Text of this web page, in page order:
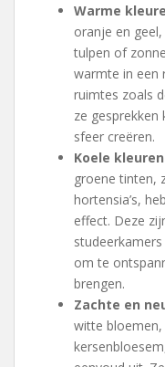
Warme
oranje en
tulpen of
warmte in een
ruimtes zoals
ze gesprekken
sfeer creëren.
Koele
groene tinten,
hortensia’s,
effect. Deze
om te
brengen.
Zachte en
witte bloemen,